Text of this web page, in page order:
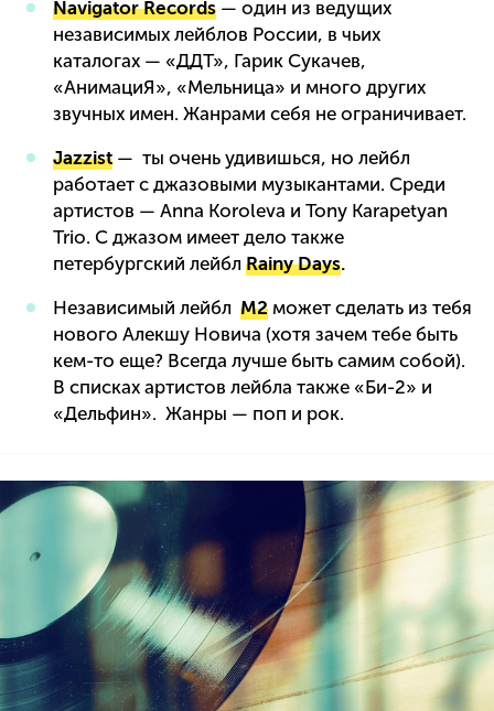
Navigator Records — один из ведущих
независимых лейблов России, в чьих
каталогах — «ДДТ», Гарик Сукачев,
«АнимациЯ», «Мельница» и много других
звучных имен. Жанрами себя не ограничивает.
Jazzist — ты очень удивишься, но лейбл
работает с джазовыми музыкантами. Среди
артистов — Anna Koroleva и Tony Karapetyan
Trio. С джазом имеет дело также
петербургский лейбл Rainy Days.
Независимый лейбл M2 может сделать из тебя
нового Алекшу Новича (хотя зачем тебе быть
кем-то еще? Всегда лучше быть самим собой).
В списках артистов лейбла также «Би-2» и
«Дельфин». Жанры — поп и рок.